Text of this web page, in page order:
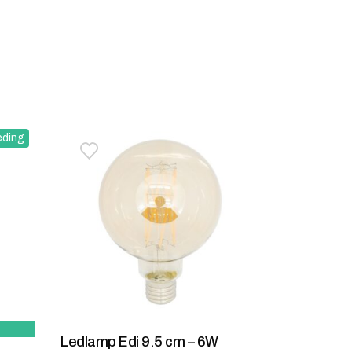
Toevoegen aan verlanglijstje
Verwijderen van verlanglijst
Ledlamp Edi 9.5 cm – 6W